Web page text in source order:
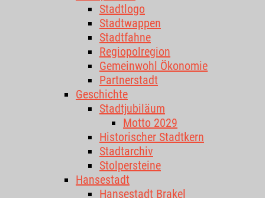
Stadtlogo
Stadtwappen
Stadtfahne
Regiopolregion
Gemeinwohl Ökonomie
Partnerstadt
Geschichte
Stadtjubiläum
Motto 2029
Historischer Stadtkern
Stadtarchiv
Stolpersteine
Hansestadt
Hansestadt Brakel